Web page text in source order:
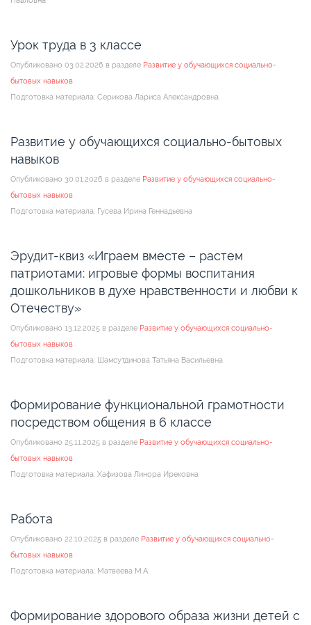
Урок труда в 3 классе
Опубликовано 03.02.2026 в разделе Развитие у обучающихся социально-
бытовых навыков
Подготовка материала: Серикова Лариса Александровна
Развитие у обучающихся социально-бытовых
навыков
Опубликовано 30.01.2026 в разделе Развитие у обучающихся социально-
бытовых навыков
Подготовка материала: Гусева Ирина Геннадьевна
Эрудит-квиз «Играем вместе – растем
патриотами: игровые формы воспитания
дошкольников в духе нравственности и любви к
Отечеству»
Опубликовано 13.12.2025 в разделе Развитие у обучающихся социально-
бытовых навыков
Подготовка материала: Шамсутдинова Татьяна Васильевна
Формирование функциональной грамотности
посредством общения в 6 классе
Опубликовано 25.11.2025 в разделе Развитие у обучающихся социально-
бытовых навыков
Подготовка материала: Хафизова Линора Ирековна
Работа
Опубликовано 22.10.2025 в разделе Развитие у обучающихся социально-
бытовых навыков
Подготовка материала: Матвеева М.А.
Формирование здорового образа жизни детей с